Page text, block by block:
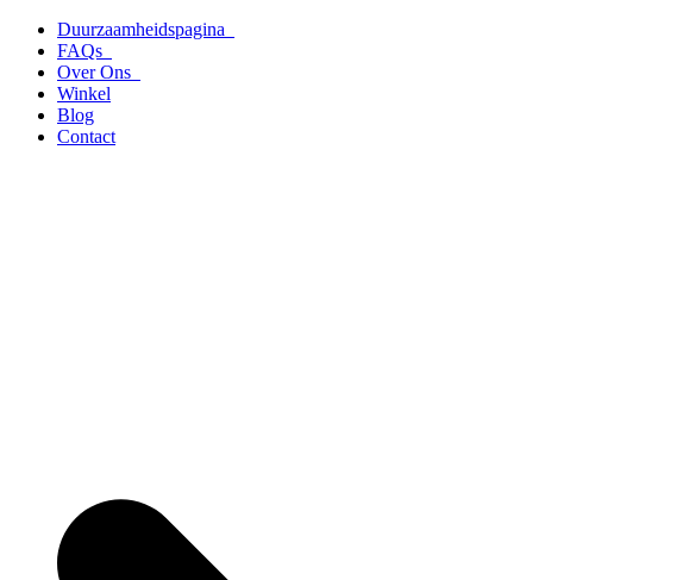
naar
inhoud
Duurzaamheidspagina
FAQs
Over Ons
Winkel
Blog
Contact